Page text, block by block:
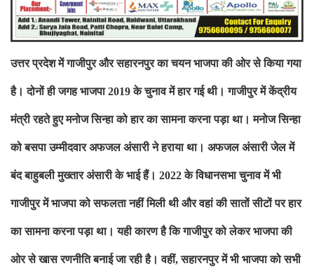
उत्तर प्रदेश में गाजीपुर और सहारनपुर का चयन भाजपा की ओर से किया गया
है। दोनों ही जगह भाजपा2019के चुनाव में हार गई थी। गाजीपुर में केंद्रीय
मंत्री रहते हुए मनोज सिन्हा को हार का सामना करना पड़ा था। मनोज सिन्हा
को बसपा उम्मीदवार अफजल अंसारी ने हराया था। अफजल अंसारी जेल में
बंद बाहुबली मुख्तार अंसारी के भाई हैं। 2022के विधानसभा चुनाव में भी
गाजीपुर में भाजपा को सफलता नहीं मिली थी और वहां की सातों सीटों पर हार
का सामना करना पड़ा था। यही कारण है कि गाजीपुर को लेकर भाजपा की
ओर से खास रणनीति बनाई जा रही है। वहीं,सहारनपुर में भी भाजपा को सभी